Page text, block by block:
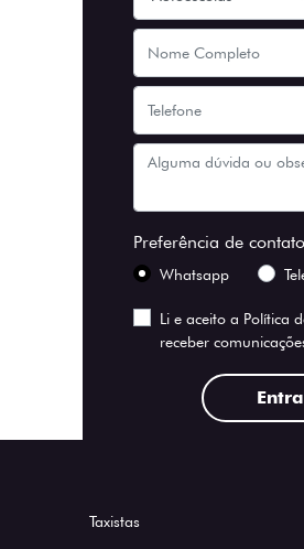
Preferência de
Whatsapp
Li e aceito a Política
receber
Taxistas